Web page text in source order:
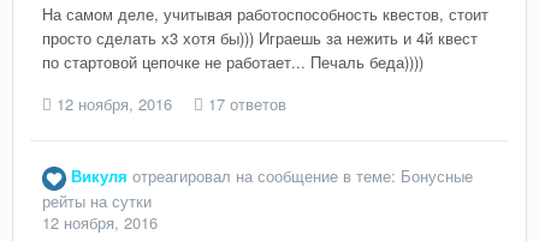
На самом деле, учитывая работоспособность квестов, стоит
просто сделать х3 хотя бы))) Играешь за нежить и 4й квест
по стартовой цепочке не работает... Печаль беда))))
12 ноября, 2016
17 ответов
Викуля отреагировал на сообщение в теме: Бонусные
рейты на сутки
12 ноября, 2016